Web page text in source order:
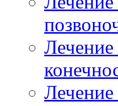
Лечение
Лечение